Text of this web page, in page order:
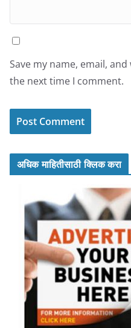
Save my name, email,
the next time I comment.
अधिक माहितीसाठी क्लिक करा